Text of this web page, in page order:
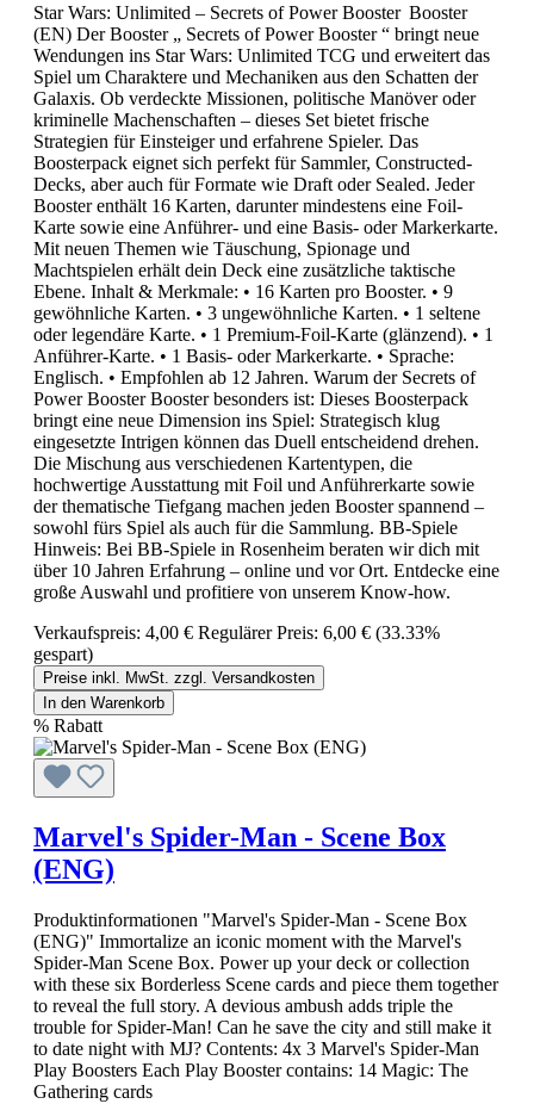
Star Wars: Unlimited – Secrets of Power Booster Booster
(EN) Der Booster „ Secrets of Power Booster “ bringt neue
Wendungen ins Star Wars: Unlimited TCG und erweitert das
Spiel um Charaktere und Mechaniken aus den Schatten der
Galaxis. Ob verdeckte Missionen, politische Manöver oder
kriminelle Machenschaften – dieses Set bietet frische
Strategien für Einsteiger und erfahrene Spieler. Das
Boosterpack eignet sich perfekt für Sammler, Constructed-
Decks, aber auch für Formate wie Draft oder Sealed. Jeder
Booster enthält 16 Karten, darunter mindestens eine Foil-
Karte sowie eine Anführer- und eine Basis- oder Markerkarte.
Mit neuen Themen wie Täuschung, Spionage und
Machtspielen erhält dein Deck eine zusätzliche taktische
Ebene. Inhalt & Merkmale: • 16 Karten pro Booster. • 9
gewöhnliche Karten. • 3 ungewöhnliche Karten. • 1 seltene
oder legendäre Karte. • 1 Premium-Foil-Karte (glänzend). • 1
Anführer-Karte. • 1 Basis- oder Markerkarte. • Sprache:
Englisch. • Empfohlen ab 12 Jahren. Warum der Secrets of
Power Booster Booster besonders ist: Dieses Boosterpack
bringt eine neue Dimension ins Spiel: Strategisch klug
eingesetzte Intrigen können das Duell entscheidend drehen.
Die Mischung aus verschiedenen Kartentypen, die
hochwertige Ausstattung mit Foil und Anführerkarte sowie
der thematische Tiefgang machen jeden Booster spannend –
sowohl fürs Spiel als auch für die Sammlung. BB-Spiele
Hinweis: Bei BB-Spiele in Rosenheim beraten wir dich mit
über 10 Jahren Erfahrung – online und vor Ort. Entdecke eine
große Auswahl und profitiere von unserem Know-how.
Verkaufspreis: 4,00 € Regulärer Preis: 6,00 € (33.33%
gespart)
Preise inkl. MwSt. zzgl. Versandkosten
In den Warenkorb
% Rabatt
Marvel's Spider-Man - Scene Box
(ENG)
Produktinformationen "Marvel's Spider-Man - Scene Box
(ENG)" Immortalize an iconic moment with the Marvel's
Spider-Man Scene Box. Power up your deck or collection
with these six Borderless Scene cards and piece them together
to reveal the full story. A devious ambush adds triple the
trouble for Spider-Man! Can he save the city and still make it
to date night with MJ? Contents: 4x 3 Marvel's Spider-Man
Play Boosters Each Play Booster contains: 14 Magic: The
Gathering cards